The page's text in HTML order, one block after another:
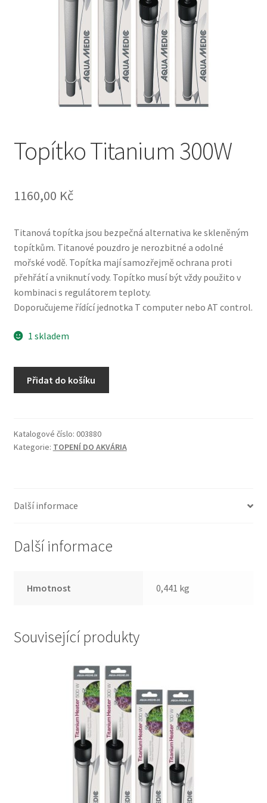
Topítko Titanium 300W
1160,00 Kč
Titanová topítka jsou bezpečná alternativa ke skleněným
topítkům. Titanové pouzdro je nerozbitné a odolné
mořské vodě. Topítka mají samozřejmě ochrana proti
přehřátí a vniknutí vody. Topítko musí být vždy použito v
kombinaci s regulátorem teploty.
Doporučujeme řídící jednotka T computer nebo AT control.
1 skladem
Přidat do košíku
Katalogové číslo: 003880
Kategorie: TOPENÍ DO AKVÁRIA
Další informace
Další informace
Hmotnost 0,441 kg
Související produkty